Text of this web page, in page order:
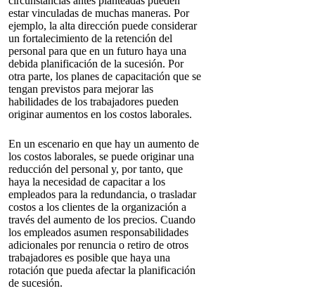
estar vinculadas de muchas maneras. Por
ejemplo, la alta dirección puede considerar
un fortalecimiento de la retención del
personal para que en un futuro haya una
debida planificación de la sucesión. Por
otra parte, los planes de capacitación que se
tengan previstos para mejorar las
habilidades de los trabajadores pueden
originar aumentos en los costos laborales.
En un escenario en que hay un aumento de
los costos laborales, se puede originar una
reducción del personal y, por tanto, que
haya la necesidad de capacitar a los
empleados para la redundancia, o trasladar
costos a los clientes de la organización a
través del aumento de los precios. Cuando
los empleados asumen responsabilidades
adicionales por renuncia o retiro de otros
trabajadores es posible que haya una
rotación que pueda afectar la planificación
de sucesión.